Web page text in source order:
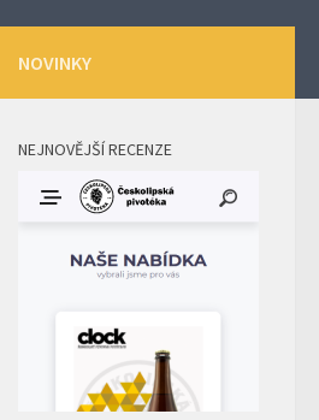
NOVINKY
NEJNOVĚJŠÍ RECENZE